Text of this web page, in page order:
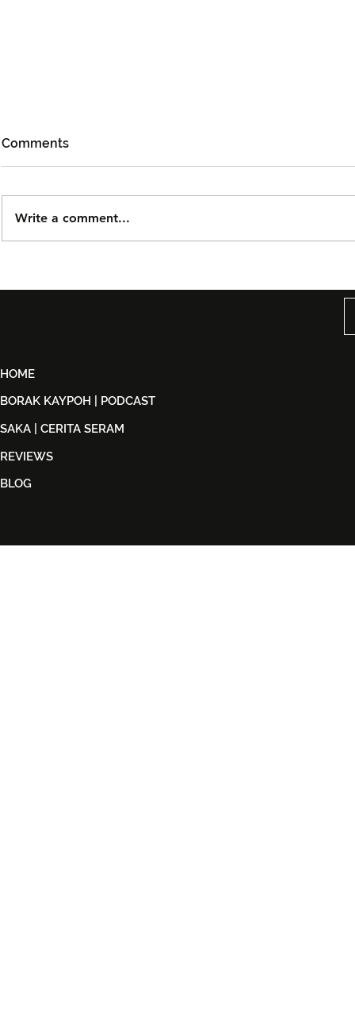
Dijual
Comments
Write a comment...
HOME
BORAK KAYPOH | PODCAST
SAKA | CERITA SERAM
REVIEWS
BLOG